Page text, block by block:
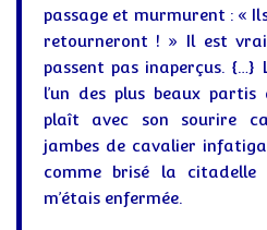
passage et murmurent : «
retourneront ! » Il est
passent pas inaperçus.
l’un des plus beaux partis
plaît avec son sourire
jambes de cavalier
comme brisé la citadelle
m’étais enfermée.